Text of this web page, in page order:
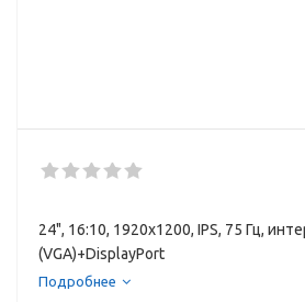
24", 16:10, 1920x1200, IPS, 75 Гц,
(VGA)+DisplayPort
Подробнее